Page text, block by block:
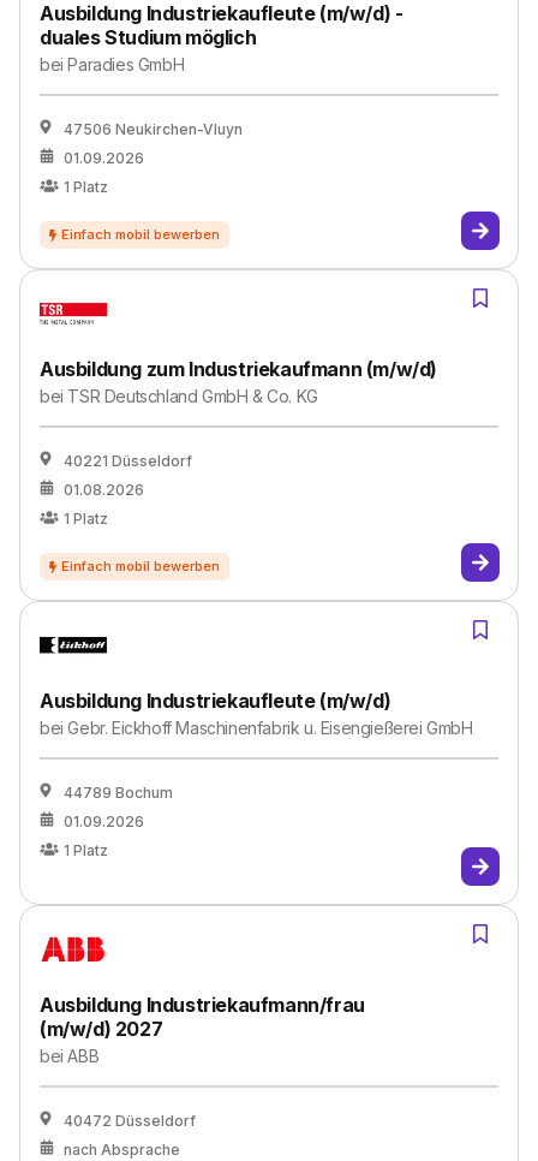
Ausbildung Industriekaufleute (m/w/d) -
duales Studium möglich
beiParadies GmbH
47506 Neukirchen-Vluyn
01.09.2026
1 Platz
Ausbildung zum Industriekaufmann (m/w/d)
bei TSR Deutschland GmbH & Co. KG
40221 Düsseldorf
01.08.2026
1 Platz
Ausbildung Industriekaufleute (m/w/d)
beiGebr. Eickhoff Maschinenfabrik u. Eisengießerei GmbH
44789 Bochum
01.09.2026
1 Platz
Ausbildung Industriekaufmann/frau
(m/w/d) 2027
beiABB
40472 Düsseldorf
nach Absprache